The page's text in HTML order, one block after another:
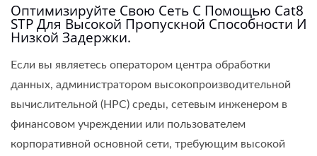
Оптимизируйте Свою Сеть С Помощью Cat8
STP Для Высокой Пропускной Способности И
Низкой Задержки.
Если вы являетесь оператором центра обработки
данных, администратором высокопроизводительной
вычислительной (HPC) среды, сетевым инженером в
финансовом учреждении или пользователем
корпоративной основной сети, требующим высокой